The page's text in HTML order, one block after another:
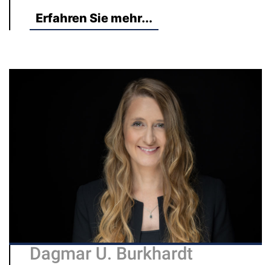
Erfahren Sie mehr...
Dagmar U. Burkhardt